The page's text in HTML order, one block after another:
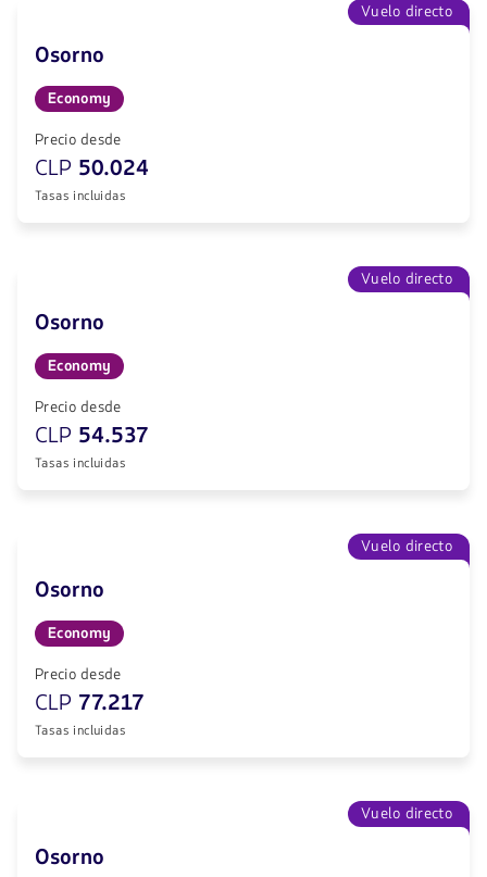
Vuelo directo
Osorno
Economy
Precio desde
CLP 50.024
Tasas incluidas
Vuelo directo
Osorno
Economy
Precio desde
CLP 54.537
Tasas incluidas
Vuelo directo
Osorno
Economy
Precio desde
CLP 77.217
Tasas incluidas
Vuelo directo
Osorno